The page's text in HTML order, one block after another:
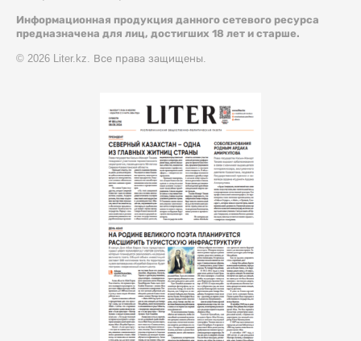
Информационная продукция данного сетевого ресурса
предназначена для лиц, достигших 18 лет и старше.
© 2026 Liter.kz. Все права защищены.